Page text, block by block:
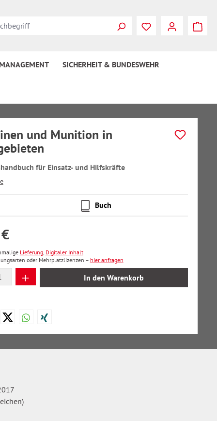
SICHERHEIT & BUNDESWEHR
und Munition in
für Einsatz- und Hilfskräfte
Buch
Lieferung, Digitaler Inhalt
oder Mehrplatzlizenzen – hier anfragen
Anzahl: Gib den gewünschten Wert ein
In den Warenkorb